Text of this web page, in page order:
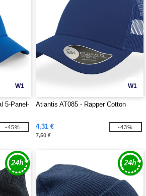
W1
5-Panel-
-45%
W1
Atlantis AT085 - Rapper Cotton
4,31 €
7,50 €
-43%